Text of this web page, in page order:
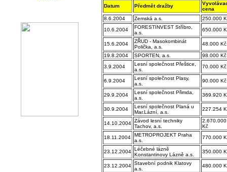
Datum Předmět dražby
cena
8.6.2004
Zemská a.s.
250.000
10.6.2004
FORESTINVEST Stříbro,
a.s.
650.000
15.6.2004
ZŘUD - Masokombinát
Polička, a.s.
48.000 Kč
19.8.2004 SPORTEN, a.s.
98.000 Kč
3.9.2004
Lesní společnost Přeštice,
a.s.
70.000 Kč
6.9.2004
Lesní společnost Plasy,
a.s.
90.000 Kč
29.9.2004
Lesní společnost Přimda,
a.s.
369.920
30.9.2004
Lesní společnost Planá u
Mar.Lázní, a.s.
227.254
14.10.2004 Závod lesní techniky
Tachov, a.s.
2.670.000
Kč
18.11.2004
METROPROJEKT Praha
a.s.
770.000
23.12.2004 Léčebné lázně
Konstantinovy Lázně a.s.
350.000
23.12.2004 Stavební podnik Klatovy
a.s.
480.000